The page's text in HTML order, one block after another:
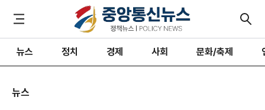
뉴스 정치 경제 사회 문화/축제
뉴스